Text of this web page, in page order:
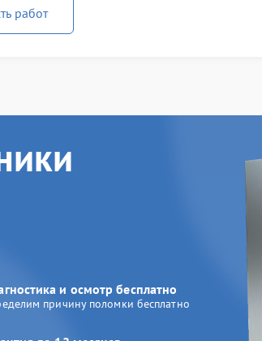
работ
и осмотр бесплатно
причину поломки бесплатно